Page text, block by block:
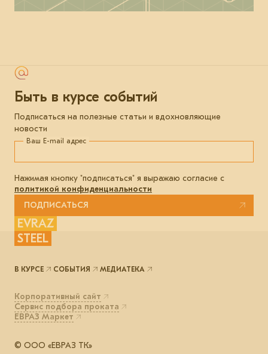
Быть в курсе событий
Подписаться на полезные статьи и вдохновляющие
новости
Ваш E-mail адрес
Нажимая кнопку "подписаться" я выражаю согласие с
политикой конфиденциальности
ПОДПИСАТЬСЯ
EVRAZ
STEEL
© ООО «ЕВРАЗ ТК»
Корпоративный сайт
Сервис подбора проката
ЕВРАЗ Маркет
В КУРСЕ СОБЫТИЯ МЕДИАТЕКА